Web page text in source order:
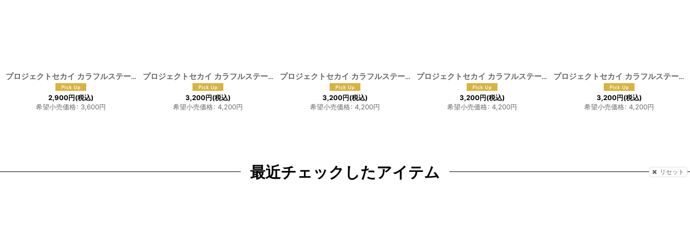
プロジェクトセカイ カラフルステージ！feat.初音ミク 日野森志歩 コスプレウィッグ [F-1120 ]
2,900円(税込)
希望小売価格: 3,600円
プロジェクトセカイ カラフルステージ！feat.初音ミク 天馬咲希 コスプレウィッグ [F-1121]
3,200円(税込)
希望小売価格: 4,200円
プロジェクトセカイ カラフルステージ！feat.初音ミク 望月穂波 コスプレウィッグ [F-1122
3,200円(税込)
希望小売価格: 4,200円
プロジェクトセカイ カラフルステージ！feat.初音ミク 朝比奈まふゆ コスプレウィッグ
3,200円(税込)
希望小売価格: 4,200円
プロジェクトセカイ カラフルステージ！feat.初音ミク 暁山瑞希 コスプレウィッグ
3,200円(税込)
希望小売価格: 4,200円
最近チェックしたアイテム リセット